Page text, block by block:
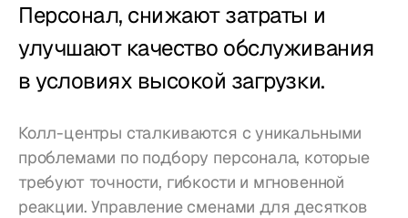
Пабы
Пекарни
Обслуживание
Цены
Персонал, снижают затраты и
улучшают качество обслуживания
в условиях высокой загрузки.
Колл-центры сталкиваются с уникальными
проблемами по подбору персонала, которые
требуют точности, гибкости и мгновенной
реакции. Управление сменами для десятков